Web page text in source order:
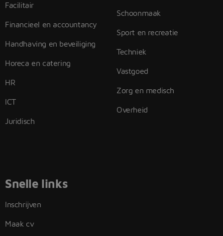
Facilitair
Financieel en accountancy
Handhaving en beveiliging
Horeca en catering
HR
ICT
Juridisch
Schoonmaak
Sport en recreatie
Techniek
Vastgoed
Zorg en medisch
Overheid
Snelle links
Inschrijven
Maak cv